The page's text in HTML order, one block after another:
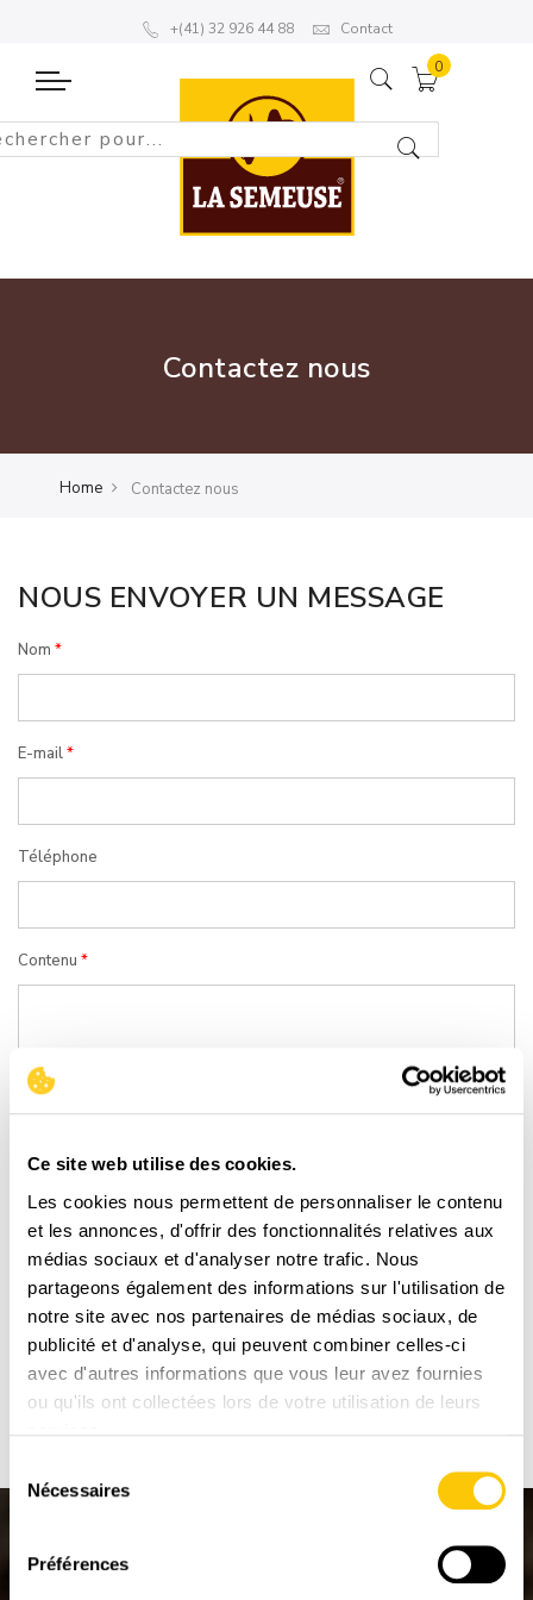
Ce site web utilise des cookies.
Les cookies nous permettent de personnaliser le contenu
et les annonces, d'offrir des fonctionnalités relatives aux
médias sociaux et d'analyser notre trafic. Nous
partageons également des informations sur l'utilisation de
notre site avec nos partenaires de médias sociaux, de
publicité et d'analyse, qui peuvent combiner celles-ci
avec d'autres informations que vous leur avez fournies
ou qu'ils ont collectées lors de votre utilisation de leurs
du Nécessaires
Préférences
+(41) 32 926 44 88 Contact
Contactez nous
Home Contactez nous
NOUS ENVOYER UN MESSAGE
Nom
E-mail
Téléphone
Contenu
Envoyer Messages